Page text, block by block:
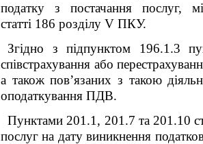
податку з постачання послуг,
статті 186 розділу V ПКУ.
Згідно з підпунктом 196.1.3
співстрахування або
а також пов’язаних з такою
оподаткування ПДВ.
Пунктами 201.1, 201.7 та 201.10
послуг на дату виникнення